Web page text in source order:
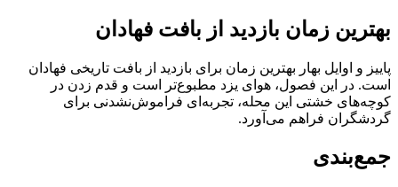
بهترین زمان بازدید از بافت فهادان
پاییز و اوایل بهار بهترین زمان برای بازدید از بافت تاریخی فهادان
است. در این فصول، هوای یزد مطبوع‌تر است و قدم زدن در
کوچه‌های خشتی این محله، تجربه‌ای فراموش‌نشدنی برای
گردشگران فراهم می‌آورد.
جمع‌بندی